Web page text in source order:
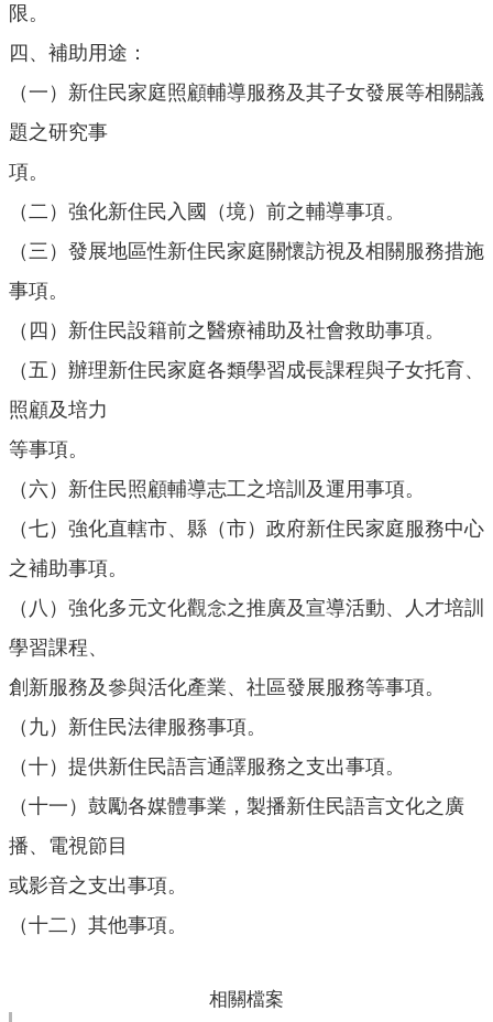
相
關
結
站
導
覽
索
查
詢
關
連
林
縣
政
入
口
資
訊
網
私
權
護
政
限。
四、補助用途：
（一）新住民家庭照顧輔導服務及其子女發展等相關議
題之研究事
項。
（二）強化新住民入國（境）前之輔導事項。
（三）發展地區性新住民家庭關懷訪視及相關服務措施
事項。
（四）新住民設籍前之醫療補助及社會救助事項。
（五）辦理新住民家庭各類學習成長課程與子女托育、
照顧及培力
等事項。
（六）新住民照顧輔導志工之培訓及運用事項。
（七）強化直轄市、縣（市）政府新住民家庭服務中心
之補助事項。
（八）強化多元文化觀念之推廣及宣導活動、人才培訓
學習課程、
創新服務及參與活化產業、社區發展服務等事項。
（九）新住民法律服務事項。
（十）提供新住民語言通譯服務之支出事項。
（十一）鼓勵各媒體事業，製播新住民語言文化之廣
播、電視節目
或影音之支出事項。
（十二）其他事項。
相關檔案